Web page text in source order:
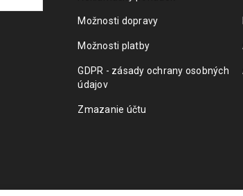
Možnosti dopravy
Možnosti platby
GDPR - zásady ochrany osobných
údajov
Zmazanie účtu